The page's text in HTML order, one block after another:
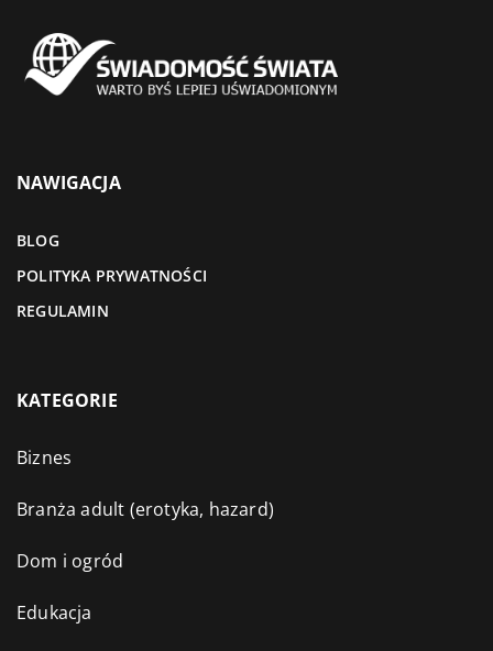
NAWIGACJA
BLOG
POLITYKA PRYWATNOŚCI
REGULAMIN
KATEGORIE
Biznes
Branża adult (erotyka, hazard)
Dom i ogród
Edukacja